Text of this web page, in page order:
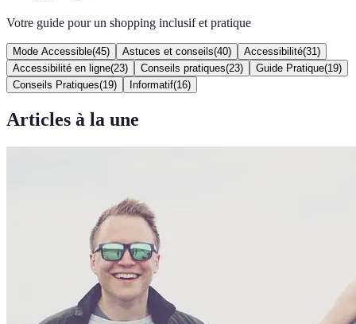
Votre guide pour un shopping inclusif et pratique
Mode Accessible(45) Astuces et conseils(40) Accessibilité(31 )
Accessibilité en ligne(23) Conseils pratiques(23) Guide Pratique(19)
Conseils Pratiques(19) Informatif(16)
Articles à la une